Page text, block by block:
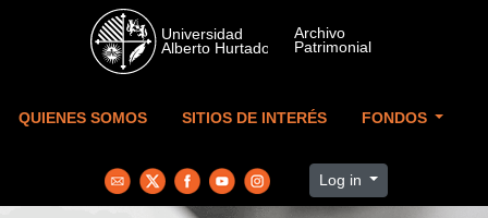
Skip to main content
QUIENES SOMOS SITIOS DE INTERÉS FONDOS
Log in